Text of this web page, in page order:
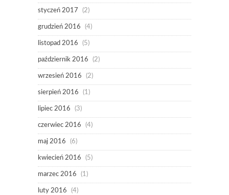
styczeń 2017 (2)
grudzień 2016 (4)
listopad 2016 (5)
październik 2016 (2)
wrzesień 2016 (2)
sierpień 2016 (1)
lipiec 2016 (3)
czerwiec 2016 (4)
maj 2016 (6)
kwiecień 2016 (5)
marzec 2016 (1)
luty 2016 (4)